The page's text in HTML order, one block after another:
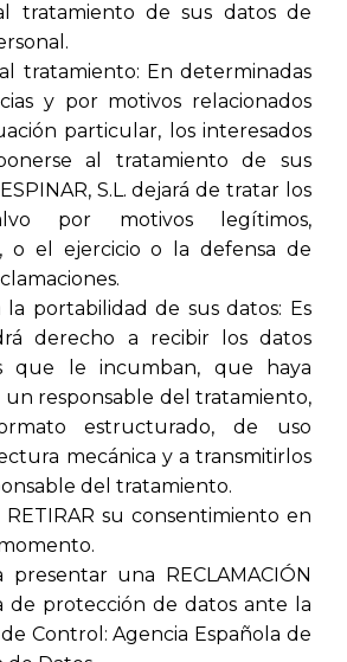
tratamiento de sus datos de
tratamiento: En determinadas
y por motivos relacionados
particular, los interesados
al tratamiento de sus
S.L. dejará de tratar los
por motivos legítimos,
o el ejercicio o la defensa de
la portabilidad de sus datos: Es
derecho a recibir los datos
que le incumban, que haya
un responsable del tratamiento,
estructurado, de uso
mecánica y a transmitirlos
del tratamiento.
RETIRAR su consentimiento en
presentar una RECLAMACIÓN
de protección de datos ante la
Control: Agencia Española de